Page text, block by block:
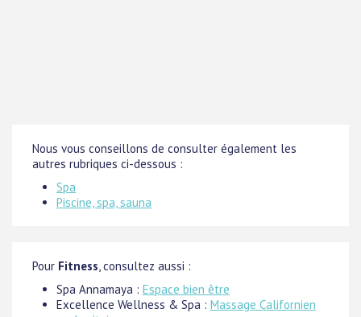
Nous vous conseillons de consulter également les
autres rubriques ci-dessous :
Spa
Piscine, spa, sauna
Pour Fitness, consultez aussi :
Spa Annamaya : Espace bien être
Excellence Wellness & Spa : Massage Californien